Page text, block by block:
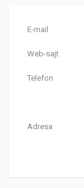
E-mail
Web-sajt
Telefon
Adresa